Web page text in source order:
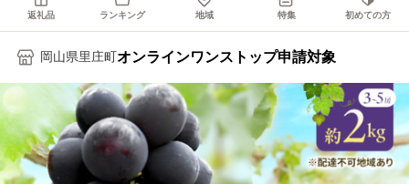
返礼品 ランキング 地域 特集 初めての方
岡山県里庄町 オンラインワンストップ申請対象